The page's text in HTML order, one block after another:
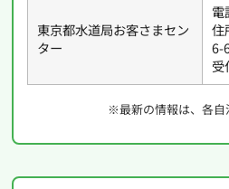
東京都水道局お客さまセン
ター
電
住
6-
受
※最新の情報は、各自